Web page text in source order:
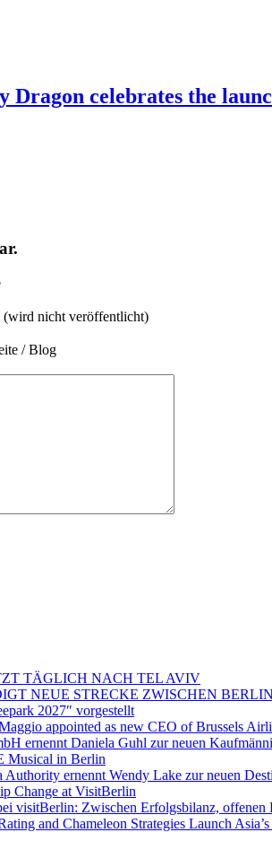
Dragon celebrates the
(wird nicht veröffentlicht)
/ Blog
TÄGLICH NACH TEL AVIV
NEUE STRECKE ZWISCHEN
2027″ vorgestellt
appointed as new CEO of Brussels
ernennt Daniela Guhl zur neuen
Musical in Berlin
ernennt Wendy Lake zur neuen
Change at VisitBerlin
visitBerlin: Zwischen Erfolgsbilanz, offenen
and Chameleon Strategies Launch